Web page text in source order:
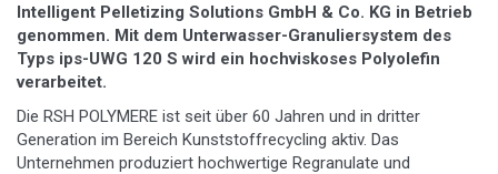
Intelligent Pelletizing Solutions GmbH & Co. KG in Betrieb
genommen. Mit dem Unterwasser-Granuliersystem des
Typs ips-UWG 120 S wird ein hochviskoses Polyolefin
verarbeitet.
Die RSH POLYMERE ist seit über 60 Jahren und in dritter
Generation im Bereich Kunststoffrecycling aktiv. Das
Unternehmen produziert hochwertige Regranulate und